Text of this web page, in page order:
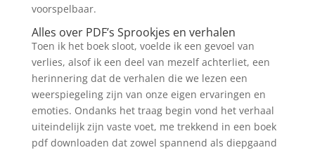
voorspelbaar.
Alles over PDF’s Sprookjes en verhalen
Toen ik het boek sloot, voelde ik een gevoel van
verlies, alsof ik een deel van mezelf achterliet, een
herinnering dat de verhalen die we lezen een
weerspiegeling zijn van onze eigen ervaringen en
emoties. Ondanks het traag begin vond het verhaal
uiteindelijk zijn vaste voet, me trekkend in een boek
pdf downloaden dat zowel spannend als diepgaand